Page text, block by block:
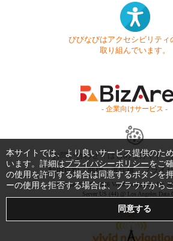
びびなびはアクセシビリティ
取り組んでいます。
- 企業向けサービス -
お問い合わせ はじめてガイド
利用規約
商標・著作権 プライ
Copyright © 1999-2026 Vivid Navigation, Inc.
Server US (44) @ Los Angeles Data
本サイトでは、より良いサービス提供のた
います。詳細はプライバシーポリシーをご
の使用を許可する場合は同意するボタンを
ーの使用を拒否する場合は、ブラウザから